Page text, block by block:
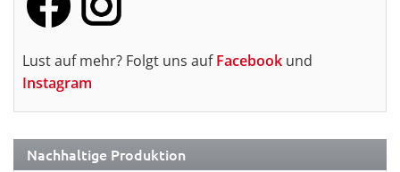
Lust auf mehr? Folgt uns aufFacebook und
Instagram
Nachhaltige Produktion